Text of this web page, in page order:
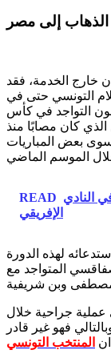
خارج الخدمة، فقد
التونسي حتى في
التواجد في كأس
حسن الذي كان مصابًا منذ
يلعب سوى بعض المباريات
READ النادي
الإفريقي
لهذه الدورة
المتواجد مع
جراحية خلال
فهو غير قادر